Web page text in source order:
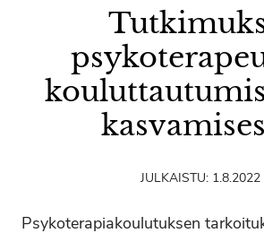
JULKAISTU: 1.8.2022
Psykoterapiakoulutuksen